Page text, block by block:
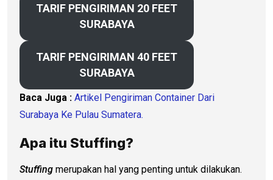
TARIF PENGIRIMAN 20 FEET
SURABAYA
TARIF PENGIRIMAN 40 FEET
SURABAYA
Baca Juga : Artikel Pengiriman Container Dari
Surabaya Ke Pulau Sumatera.
Apa itu Stuffing?
Stuffing merupakan hal yang penting untuk dilakukan.